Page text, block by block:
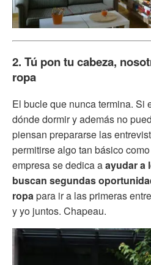
2. Tú pon tu cabeza,
ropa
El bucle que nunca termina. Si
dónde dormir y además no
piensan prepararse las
permitirse algo tan básico
empresa se dedica aayudar a
buscan segundas
ropapara ir a las primeras
y yo juntos. Chapeau.